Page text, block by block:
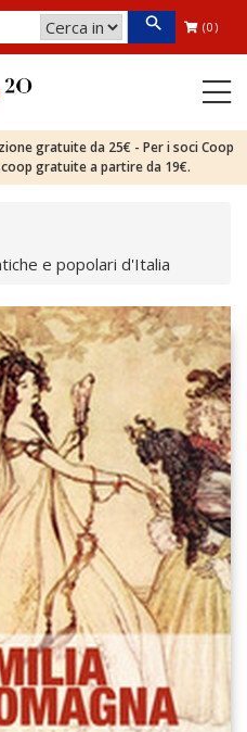
(0)
gratuite da 25€ - Per i soci Coop
gratuite a partire da 19€.
e popolari d'Italia